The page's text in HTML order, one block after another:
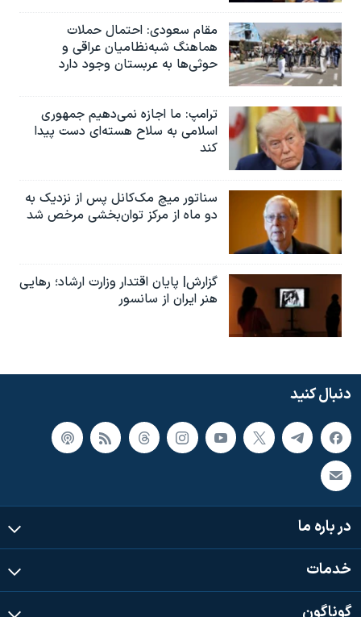
مقام سعودی: احتمال حملات
هماهنگ شبه‌نظامیان عراقی و
حوثی‌ها به عربستان وجود دارد
ترامپ: ما اجازه نمی‌دهیم جمهوری
اسلامی به سلاح هسته‌ای دست پیدا
کند
سناتور میچ مک‌کانل پس از نزدیک به
دو ماه از مرکز توان‌بخشی مرخص شد
گزارش| پایان اقتدار وزارت ارشاد؛ رهایی
هنر ایران از سانسور
دنبال کنید
در باره ما
خدمات
گوناگون